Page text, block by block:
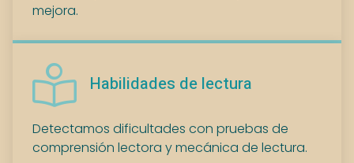
mejora.
Habilidades de lectura
Detectamos dificultades con pruebas de
comprensión lectora y mecánica de lectura.